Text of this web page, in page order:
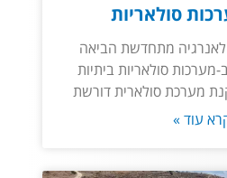
סולאריות
לאנרגיה מתחדשת הביאה
סולאריות ביתיות
מערכת סולארית דורשת
עוד »